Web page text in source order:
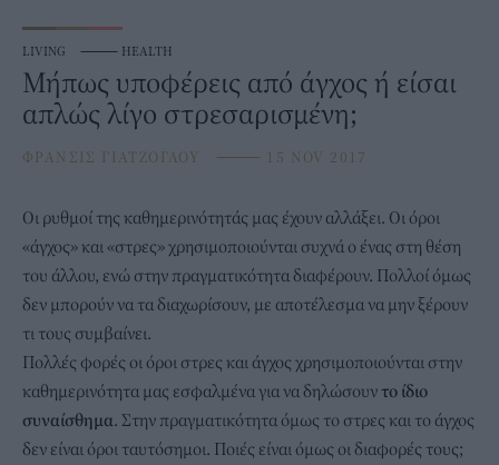
LIVING ⸻ HEALTH
Μήπως υποφέρεις από άγχος ή είσαι
απλώς λίγο στρεσαρισμένη;
ΦΡΑΝΣΙΣ ΓΙΑΤΖΟΓΛΟΥ ⸻ 15 NOV 2017
Οι ρυθμοί της καθημερινότητάς μας έχουν αλλάξει. Οι όροι
«άγχος» και «στρες» χρησιμοποιούνται συχνά ο ένας στη θέση
του άλλου, ενώ στην πραγματικότητα διαφέρουν. Πολλοί όμως
δεν μπορούν να τα διαχωρίσουν, με αποτέλεσμα να μην ξέρουν
τι τους συμβαίνει.
Πολλές φορές οι όροι στρες και άγχος χρησιμοποιούνται στην
καθημερινότητα μας εσφαλμένα για να δηλώσουντο ίδιο
συναίσθημα. Στην πραγματικότητα όμως το στρες και το άγχος
δεν είναι όροι ταυτόσημοι. Ποιές είναι όμως οι διαφορές τους;